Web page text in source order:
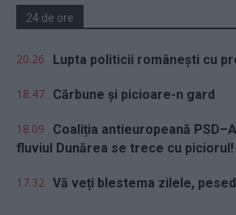
24 de ore
20.26 Lupta politicii românești cu
18.47 Cărbune și picioare-n gard
18.09
Coaliția antieuropeană
fluviul Dunărea se trece cu piciorul!
17.32 Vă veți blestema zilele,